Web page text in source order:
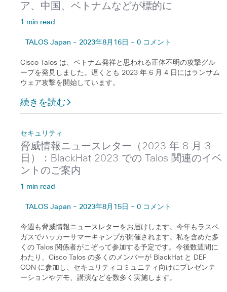
ア、中国、ベトナムなどが標的に
1 min read
TALOS Japan - 2023年8月16日 - 0 コメント
Cisco Talos は、ベトナム発祥と思われる正体不明の攻撃グル
ープを発見しました。遅くとも 2023 年 6 月 4 日にはランサム
ウェア攻撃を開始しています。
続きを読む
セキュリティ
脅威情報ニュースレター（2023 年 8 月 3
日）：BlackHat 2023 での Talos 関連のイベ
ントのご案内
1 min read
TALOS Japan - 2023年8月15日 - 0 コメント
今週も脅威情報ニュースレターをお届けします。今年もラスベ
ガスでハッカーサマーキャンプが開催されます。私を含めた多
くの Talos 関係者がこぞって参加する予定です。今後数週間に
わたり、Cisco Talos の多くのメンバーが BlackHat と DEF
CON に参加し、セキュリティコミュニティ向けにプレゼンテ
ーションやデモ、講演などを数多く実施します。